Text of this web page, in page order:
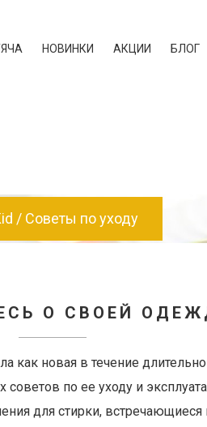
НОВИНКИ АКЦИИ БЛОГ
Советы по уходу
О СВОЕЙ
как новая в течение
по ее уходу и
для стирки,